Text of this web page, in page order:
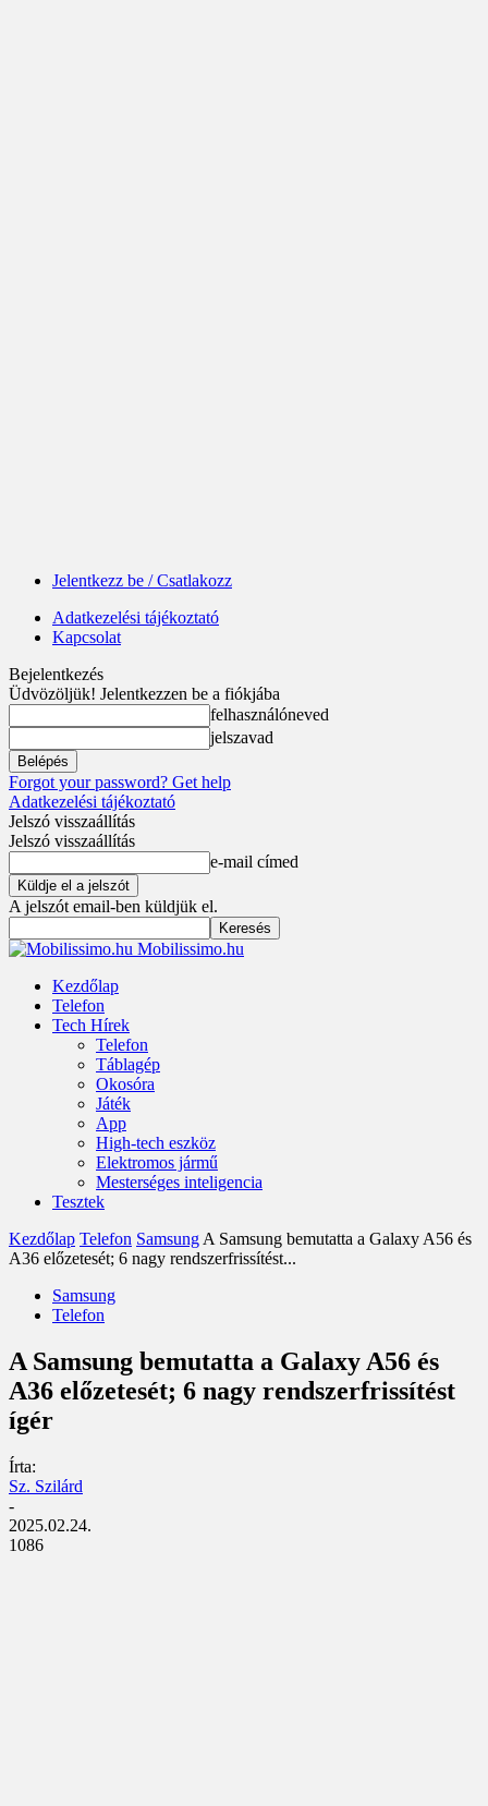
Jelentkezz be / Csatlakozz
Adatkezelési tájékoztató
Kapcsolat
Bejelentkezés
Üdvözöljük! Jelentkezzen be a fiókjába
felhasználóneved
jelszavad
Forgot your password? Get help
Adatkezelési tájékoztató
Jelszó visszaállítás
Jelszó visszaállítás
e-mail címed
A jelszót email-ben küldjük el.
Mobilissimo.hu
Kezdőlap
Telefon
Tech Hírek
Telefon
Táblagép
Okosóra
Játék
App
High-tech eszköz
Elektromos jármű
Mesterséges inteligencia
Tesztek
Kezdőlap Telefon Samsung A Samsung bemutatta a Galaxy A56 és
A36 előzetesét; 6 nagy rendszerfrissítést...
Samsung
Telefon
A Samsung bemutatta a Galaxy A56 és
A36 előzetesét; 6 nagy rendszerfrissítést
ígér
Írta:
Sz. Szilárd
-
2025.02.24.
1086